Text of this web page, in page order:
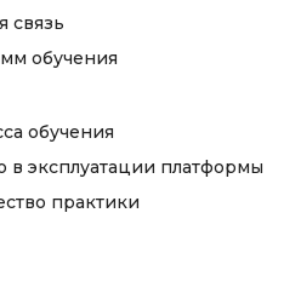
связь
обучения
обучения
в эксплуатации платформы
практики